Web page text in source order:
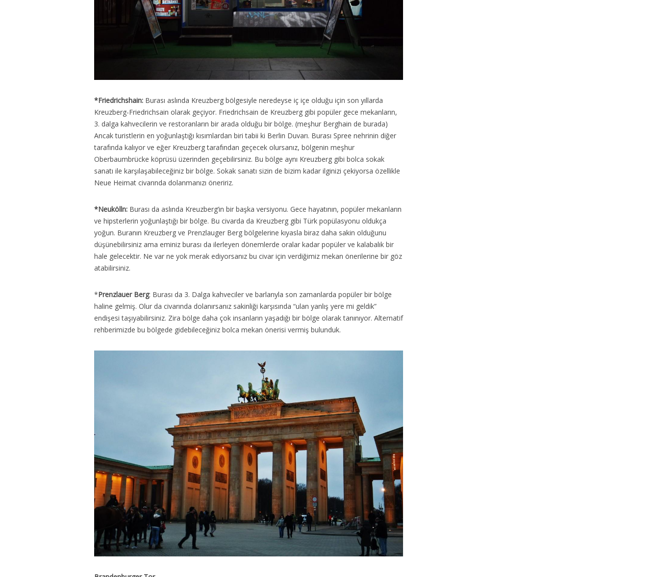
*Friedrichshain: Burası aslında Kreuzberg bölgesiyle neredeyse iç içe olduğu için son yıllarda
Kreuzberg-Friedrichsain olarak geçiyor. Friedrichsain de Kreuzberg gibi popüler gece mekanların,
3. dalga kahvecilerin ve restoranların bir arada olduğu bir bölge. (meşhur Berghain de burada)
Ancak turistlerin en yoğunlaştığı kısımlardan biri tabii ki Berlin Duvarı. Burası Spree nehrinin diğer
tarafında kalıyor ve eğer Kreuzberg tarafından geçecek olursanız, bölgenin meşhur
Oberbaumbrücke köprüsü üzerinden geçebilirsiniz. Bu bölge aynı Kreuzberg gibi bolca sokak
sanatı ile karşılaşabileceğiniz bir bölge. Sokak sanatı sizin de bizim kadar ilginizi çekiyorsa özellikle
Neue Heimat civarında dolanmanızı öneririz.
*Neukölln: Burası da aslında Kreuzberg’in bir başka versiyonu. Gece hayatının, popüler mekanların
ve hipsterlerin yoğunlaştığı bir bölge. Bu civarda da Kreuzberg gibi Türk popülasyonu oldukça
yoğun. Buranın Kreuzberg ve Prenzlauger Berg bölgelerine kıyasla biraz daha sakin olduğunu
düşünebilirsiniz ama eminiz burası da ilerleyen dönemlerde oralar kadar popüler ve kalabalık bir
hale gelecektir. Ne var ne yok merak ediyorsanız bu civar için verdiğimiz mekan önerilerine bir göz
atabilirsiniz.
*Prenzlauer Berg: Burası da 3. Dalga kahveciler ve barlarıyla son zamanlarda popüler bir bölge
haline gelmiş. Olur da civarında dolanırsanız sakinliği karşısında “ulan yanlış yere mi geldik”
endişesi taşıyabilirsiniz. Zira bölge daha çok insanların yaşadığı bir bölge olarak tanınıyor. Alternatif
rehberimizde bu bölgede gidebileceğiniz bolca mekan önerisi vermiş bulunduk.